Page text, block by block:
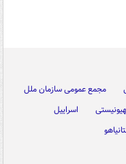
مجمع عمومی سازمان ملل
اسراییل